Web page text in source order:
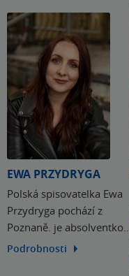
EWA PRZYDRYGA
Polská spisovatelka Ewa
Przydryga pochází z
Poznaně. je absolventkou
anglické filologie a
Podrobnosti